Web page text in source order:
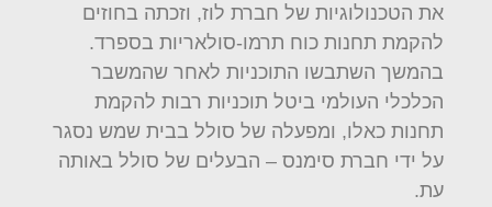
את הטכנולוגיות של חברת לוז, וזכתה בחוזים
להקמת תחנות כוח תרמו-סולאריות בספרד.
בהמשך השתבשו התוכניות לאחר שהמשבר
הכלכלי העולמי ביטל תוכניות רבות להקמת
תחנות כאלו, ומפעלה של סולל בבית שמש נסגר
על ידי חברת סימנס – הבעלים של סולל באותה
עת.